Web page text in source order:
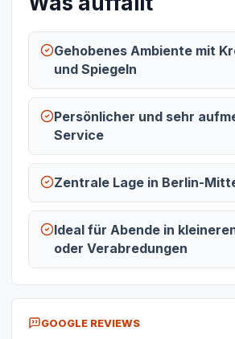
Gehobenes Ambiente mit
und Spiegeln
Persönlicher und sehr
Service
Zentrale Lage in Berlin-
Ideal für Abende in
oder Verabredungen
GOOGLE REVIEWS